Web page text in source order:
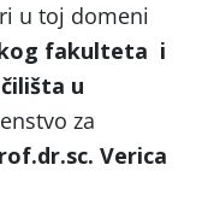
u toj domeni
fakulteta i
u
za
Verica